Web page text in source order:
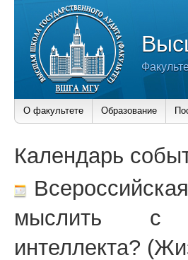
О факультете Образование
Календарь
мыслить с
интеллекта?